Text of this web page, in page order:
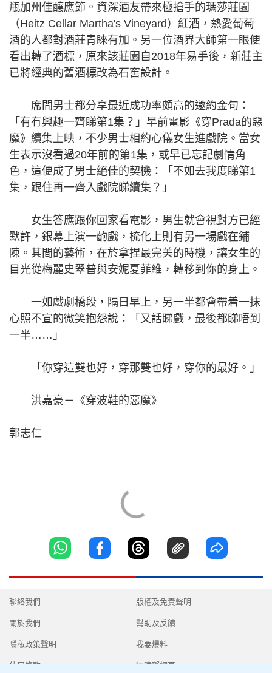
瓶加州佳釀應節。資深酒友帶來極搶手的瑪莎莊園
（Heitz Cellar Martha's Vineyard）紅酒，熱愛葡萄
酒的人都對酒莊青睞有加。另一位酒界大師第一眼便
看出轉了酒標，原來該莊園自2018年易手後，新莊主
已將經典的舊酒標改為石窖設計。
席間男士都分享最近成功率頗高的邀約金句：
「有冇興趣一齊睇第1集？」早前電影《穿Prada的惡
魔》續集上映，不少男士相約心儀女生進戲院。當女
生表示沒看過20年前的第1集，或早已忘記劇情角
色，這便成了男士絕佳的契機：「不如去我度睇第1
集，跟住再一齊入戲院睇續集？」
女生答應跟你回家看電影，男生就會視對方已經
默許，銀幕上演一齣戲，梳化上則有另一場戲在鋪
陳。其間的藝術，在於拿捏最完美的時機，讓女生的
目光從梅麗史翠普與安妮夏菲維，轉移到你的身上。
一如戲劇橋段，隔日早上，另一半都會帶着一抹
心照不宣的微笑抱怨說：「又話睇戲，最後都睇唔到
一半……」
「你穿這雙也好，穿那雙也好，穿你的最好。」
洪嘉豪－《穿波鞋的惡魔》
郭志仁
聯絡我們
關於我們
隱私政策聲明
使用條款
版權及免責聲明
幫助及反饋
我要爆料
無障礙網頁